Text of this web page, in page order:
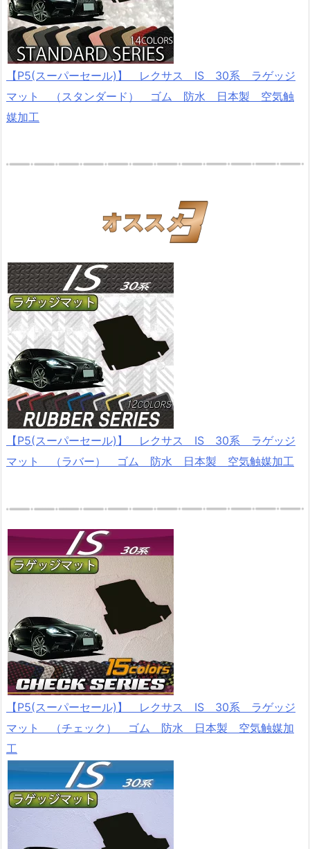
【P5(スーパーセール)】 レクサス IS 30系 ラゲッジ
マット （スタンダード） ゴム 防水 日本製 空気触
媒加工
【P5(スーパーセール)】 レクサス IS 30系 ラゲッジ
マット （ラバー） ゴム 防水 日本製 空気触媒加工
【P5(スーパーセール)】 レクサス IS 30系 ラゲッジ
マット （チェック） ゴム 防水 日本製 空気触媒加
工